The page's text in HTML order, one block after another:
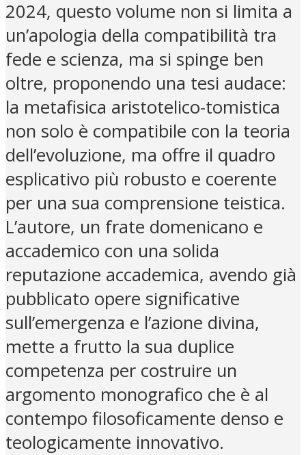
2024, questo volume non si limita a
un’apologia della compatibilità tra
fede e scienza, ma si spinge ben
oltre, proponendo una tesi audace:
la metafisica aristotelico-tomistica
non solo è compatibile con la teoria
dell’evoluzione, ma offre il quadro
esplicativo più robusto e coerente
per una sua comprensione teistica.
L’autore, un frate domenicano e
accademico con una solida
reputazione accademica, avendo già
pubblicato opere significative
sull’emergenza e l’azione divina,
mette a frutto la sua duplice
competenza per costruire un
argomento monografico che è al
contempo filosoficamente denso e
teologicamente innovativo.